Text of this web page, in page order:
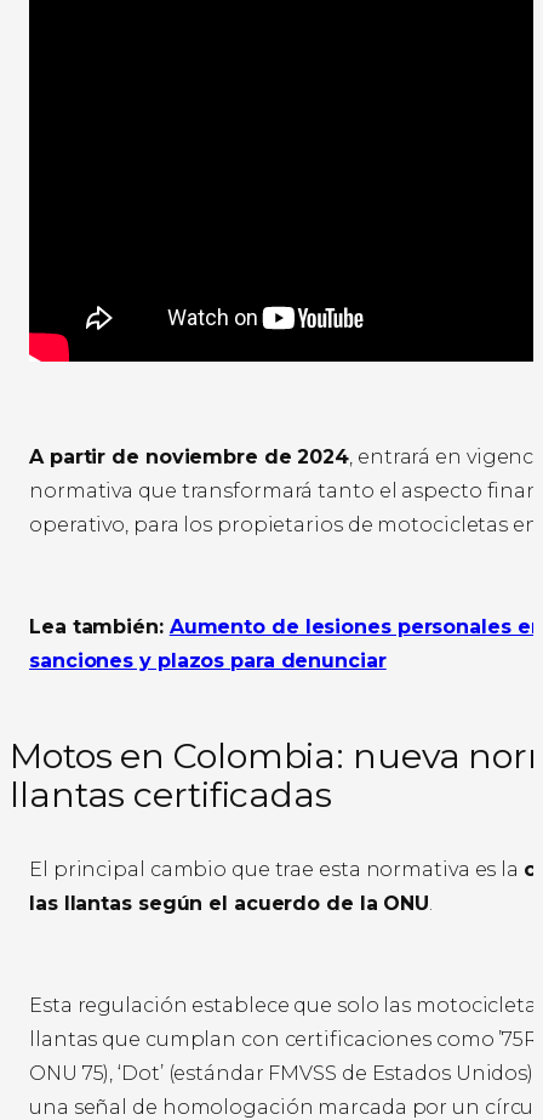
A partir de noviembre de 2024, entrará en
normativa que transformará tanto el aspecto
operativo, para los propietarios de motocicletas en
Lea también: Aumento de lesiones personales
sanciones y plazos para denunciar
Motos en Colombia: nueva
llantas certificadas
El principal cambio que trae esta normativa es la
las llantas según el acuerdo de la ONU.
Esta regulación establece que solo las
llantas que cumplan con certificaciones como
ONU 75), ‘Dot’ (estándar FMVSS de Estados
una señal de homologación marcada por un